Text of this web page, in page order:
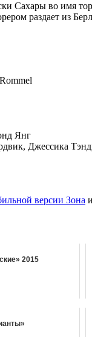
Сахары во имя
раздает из
Янг
Джессика
версии Зона
2015